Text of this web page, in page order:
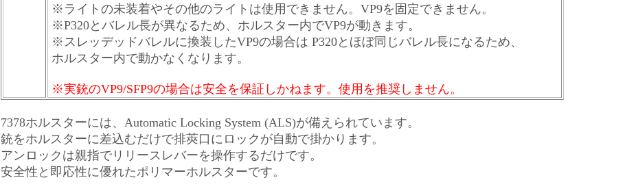
※ライトの未装着やその他のライトは使用できません。VP9を固定できません。
※P320とバレル長が異なるため、ホルスター内でVP9が動きます。
※スレッデッドバレルに換装したVP9の場合は P320とほぼ同じバレル長になるため、
ホルスター内で動かなくなります。
※実銃のVP9/SFP9の場合は安全を保証しかねます。使用を推奨しません。
7378ホルスターには、Automatic Locking System (ALS)が備えられています。
銃をホルスターに差込むだけで排莢口にロックが自動で掛かります。
アンロックは親指でリリースレバーを操作するだけです。
安全性と即応性に優れたポリマーホルスターです。